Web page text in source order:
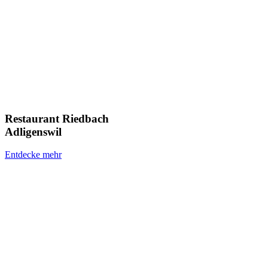
Restaurant Riedbach
Adligenswil
Entdecke mehr